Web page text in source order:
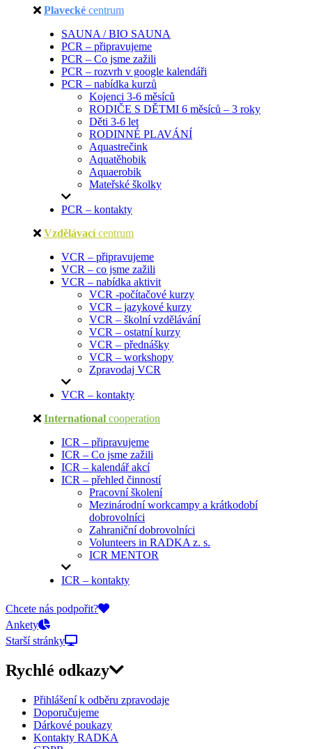
Plavecké centrum
SAUNA / BIO SAUNA
PCR – připravujeme
PCR – Co jsme zažili
PCR – rozvrh v google kalendáři
PCR – nabídka kurzů
Kojenci 3-6 měsíců
RODIČE S DĚTMI 6 měsíců – 3 roky
Děti 3-6 let
RODINNÉ PLAVÁNÍ
Aquastrečink
Aquatěhobik
Aquaerobik
Mateřské školky
PCR – kontakty
Vzdělávací centrum
VCR – připravujeme
VCR – co jsme zažili
VCR – nabídka aktivit
VCR -počítačové kurzy
VCR – jazykové kurzy
VCR – školní vzdělávání
VCR – ostatní kurzy
VCR – přednášky
VCR – workshopy
Zpravodaj VCR
VCR – kontakty
International cooperation
ICR – připravujeme
ICR – Co jsme zažili
ICR – kalendář akcí
ICR – přehled činností
Pracovní školení
Mezinárodní workcampy a krátkodobí
dobrovolníci
Zahraniční dobrovolníci
Volunteers in RADKA z. s.
ICR MENTOR
ICR – kontakty
On-line přihlášky
Chcete nás podpořit?
Ankety
Starší stránky
Rychlé odkazy
Přihlášení k odběru zpravodaje
Doporučujeme
Dárkové poukazy
Kontakty RADKA